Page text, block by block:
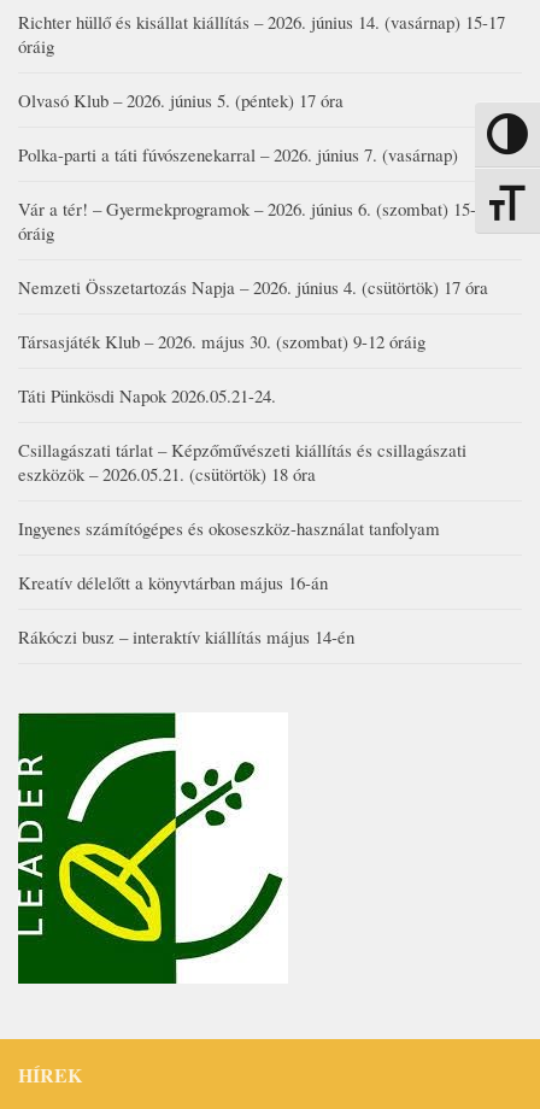
Nagy
Richter hüllő és kisállat kiállítás – 2026. június 14. (vasárnap) 15-17
óráig
Olvasó Klub – 2026. június 5. (péntek) 17 óra
Polka-parti a táti fúvószenekarral – 2026. június 7. (vasárnap)
Vár a tér! – Gyermekprogramok – 2026. június 6. (szombat) 15-19
óráig
Nemzeti Összetartozás Napja – 2026. június 4. (csütörtök) 17 óra
Társasjáték Klub – 2026. május 30. (szombat) 9-12 óráig
Táti Pünkösdi Napok 2026.05.21-24.
Csillagászati tárlat – Képzőművészeti kiállítás és csillagászati
eszközök – 2026.05.21. (csütörtök) 18 óra
Ingyenes számítógépes és okoseszköz-használat tanfolyam
Kreatív délelőtt a könyvtárban május 16-án
Rákóczi busz – interaktív kiállítás május 14-én
HÍREK